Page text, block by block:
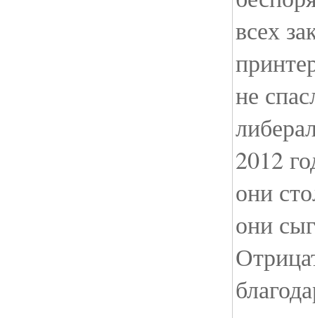
всех
не
2012
они
они